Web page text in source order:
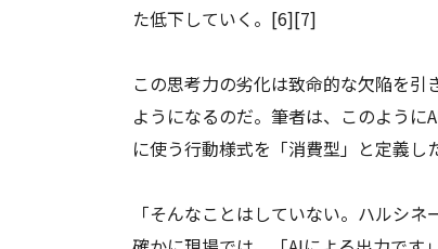
た低下していく。[6][7]
この思考力の劣化は致命的な欠陥を
ようになるのだ。筆者は、このよう
に使う行動様式を「消費型」と定義し
「そんなことはしていない。ハルシ